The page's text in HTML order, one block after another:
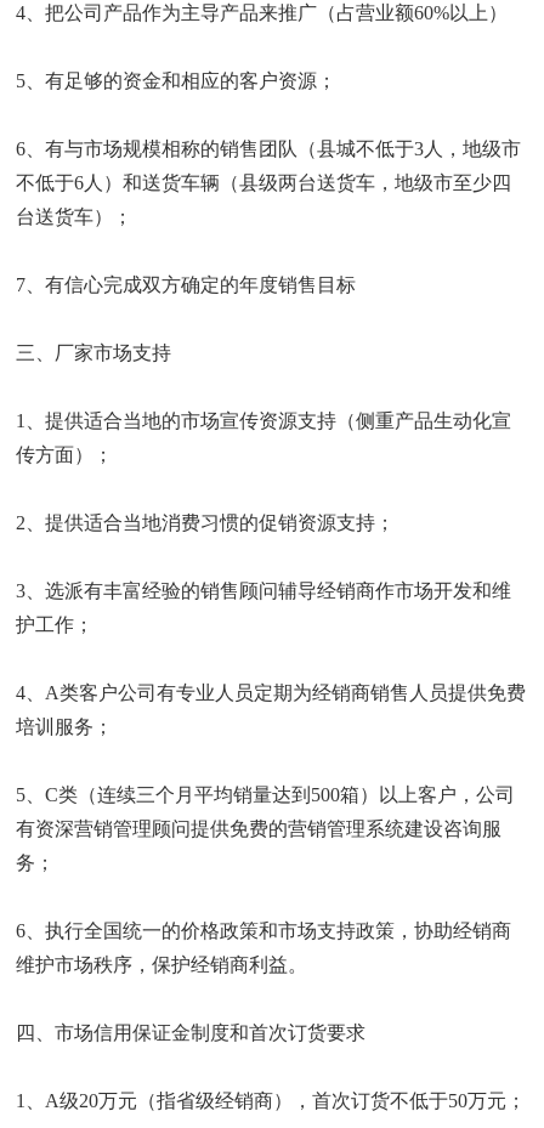
4、把公司产品作为主导产品来推广（占营业额60%以上）
5、有足够的资金和相应的客户资源；
6、有与市场规模相称的销售团队（县城不低于3人，地级市
不低于6人）和送货车辆（县级两台送货车，地级市至少四
台送货车）；
7、有信心完成双方确定的年度销售目标
三、厂家市场支持
1、提供适合当地的市场宣传资源支持（侧重产品生动化宣
传方面）；
2、提供适合当地消费习惯的促销资源支持；
3、选派有丰富经验的销售顾问辅导经销商作市场开发和维
护工作；
4、A类客户公司有专业人员定期为经销商销售人员提供免费
培训服务；
5、C类（连续三个月平均销量达到500箱）以上客户，公司
有资深营销管理顾问提供免费的营销管理系统建设咨询服
务；
6、执行全国统一的价格政策和市场支持政策，协助经销商
维护市场秩序，保护经销商利益。
四、市场信用保证金制度和首次订货要求
1、A级20万元（指省级经销商），首次订货不低于50万元；